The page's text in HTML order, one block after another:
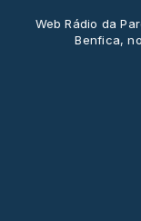
Web Rádio da
Benfica,